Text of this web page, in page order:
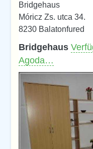
Bridgehaus
Móricz Zs. utca 34.
8230 Balatonfured
Bridgehaus
Agoda…